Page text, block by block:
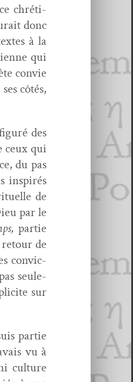
chré­ti­
donc
à la
qui
con­vie
côtés,
des
ceux qui
du pas
inspirés
de
par le
par­tie
de
con­vic­
seule­
sur
par­tie
vu à
cul­ture